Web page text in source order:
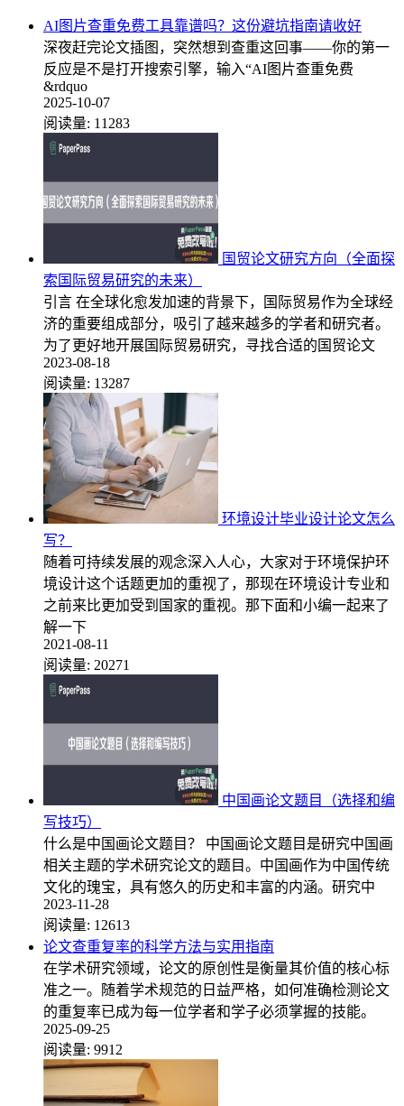
AI图片查重免费工具靠谱吗？这份避坑指南请收好
深夜赶完论文插图，突然想到查重这回事——你的第一
反应是不是打开搜索引擎，输入“AI图片查重免费
&rdquo
2025-10-07
阅读量: 11283
国贸论文研究方向（全面探
索国际贸易研究的未来）
引言 在全球化愈发加速的背景下，国际贸易作为全球经
济的重要组成部分，吸引了越来越多的学者和研究者。
为了更好地开展国际贸易研究，寻找合适的国贸论文
2023-08-18
阅读量: 13287
环境设计毕业设计论文怎么
写？
随着可持续发展的观念深入人心，大家对于环境保护环
境设计这个话题更加的重视了，那现在环境设计专业和
之前来比更加受到国家的重视。那下面和小编一起来了
解一下
2021-08-11
阅读量: 20271
中国画论文题目（选择和编
写技巧）
什么是中国画论文题目？ 中国画论文题目是研究中国画
相关主题的学术研究论文的题目。中国画作为中国传统
文化的瑰宝，具有悠久的历史和丰富的内涵。研究中
2023-11-28
阅读量: 12613
论文查重复率的科学方法与实用指南
在学术研究领域，论文的原创性是衡量其价值的核心标
准之一。随着学术规范的日益严格，如何准确检测论文
的重复率已成为每一位学者和学子必须掌握的技能。
2025-09-25
阅读量: 9912